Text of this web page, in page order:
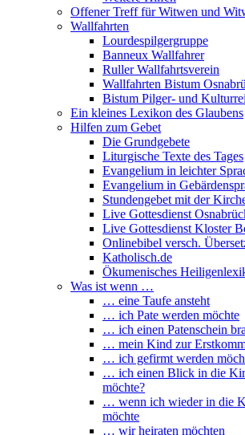
Offener Treff für Witwen und
Wallfahrten
Lourdespilgergruppe
Banneux Wallfahrer
Ruller Wallfahrtsverein
Wallfahrten Bistum
Bistum Pilger- und
Ein kleines Lexikon des Glaubens
Hilfen zum Gebet
Die Grundgebete
Liturgische Texte des Tages
Evangelium in leichter
Evangelium in
Stundengebet mit der
Live Gottesdienst
Live Gottesdienst Kloster
Onlinebibel versch.
Katholisch.de
Ökumenisches
Was ist wenn …
… eine Taufe ansteht
… ich Pate werden möchte
… ich einen Patenschein
… mein Kind zur
… ich gefirmt werden
… ich einen Blick in die
möchte?
… wenn ich wieder in die
möchte
… wir heiraten möchten